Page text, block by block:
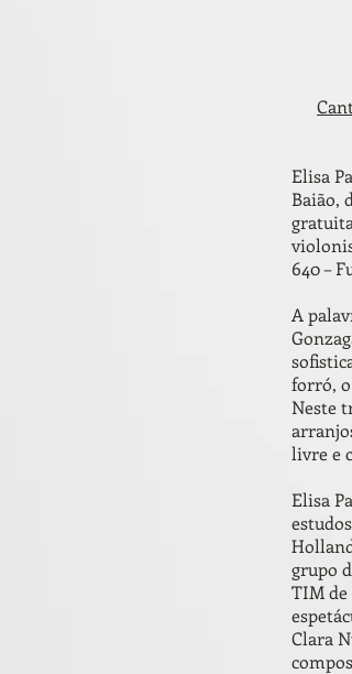
Elisa
Baião,
640 –
A
forró,
Neste
livre e
Elisa
grupo
TIM
Clara